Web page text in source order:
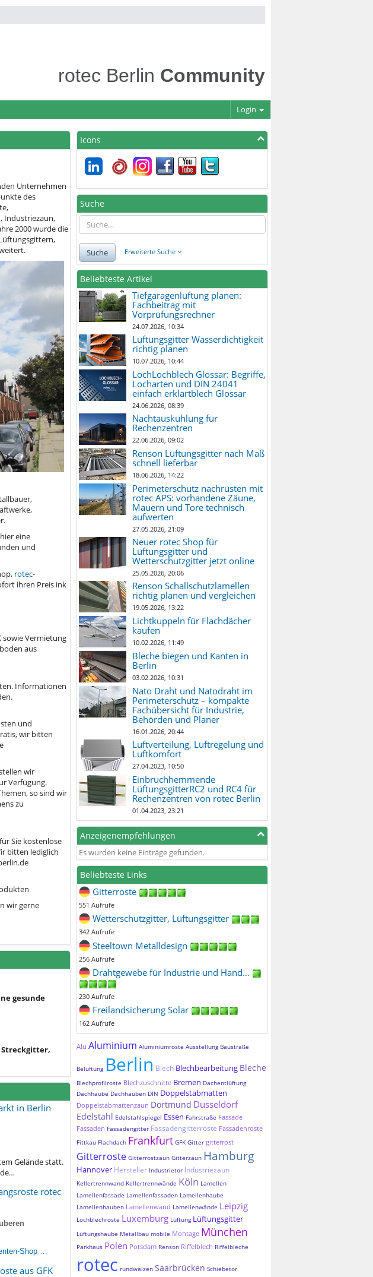
rotec Berlin Community
Login
Unternehmen
des
Industriezaun,
2000 wurde die
eine
und
rotec-
ihren Preis ink
sowie Vermietung
aus
Informationen
und
wir bitten
wir
Verfügung.
so sind wir
zu
Sie kostenlose
bitten lediglich
wir gerne
gesunde
Streckgitter,
in Berlin
Gelände statt.
rotec
Shop…
aus GFK
Icons
Suche
Suche Erweiterte Suche
Beliebteste Artikel
Tiefgaragenlüftung planen:
Fachbeitrag mit
Vorprüfungsrechner
24.07.2026, 10:34
Lüftungsgitter Wasserdichtigkeit
richtig planen
10.07.2026, 10:44
LochLochblech Glossar: Begriffe,
Locharten und DIN 24041
einfach erklärtblech Glossar
24.06.2026, 08:39
Nachtauskühlung für
Rechenzentren
22.06.2026, 09:02
Renson Lüftungsgitter nach Maß
schnell lieferbar
18.06.2026, 14:22
Perimeterschutz nachrüsten mit
rotec APS: vorhandene Zäune,
Mauern und Tore technisch
aufwerten
27.05.2026, 21:09
Neuer rotec Shop für
Lüftungsgitter und
Wetterschutzgitter jetzt online
25.05.2026, 20:06
Renson Schallschutzlamellen
richtig planen und vergleichen
19.05.2026, 13:22
Lichtkuppeln für Flachdächer
kaufen
10.02.2026, 11:49
Bleche biegen und Kanten in
Berlin
03.02.2026, 10:31
Nato Draht und Natodraht im
Perimeterschutz – kompakte
Fachübersicht für Industrie,
Behörden und Planer
16.01.2026, 20:44
Luftverteilung, Luftregelung und
Luftkomfort
27.04.2023, 10:50
Einbruchhemmende
LüftungsgitterRC2 und RC4 für
Rechenzentren von rotec Berlin
01.04.2023, 23:21
Anzeigenempfehlungen
Es wurden keine Einträge gefunden.
Beliebteste Links
Gitterroste
551 Aufrufe
Wetterschutzgitter, Lüftungsgitter
342 Aufrufe
Steeltown Metalldesign
256 Aufrufe
Drahtgewebe für Industrie und Hand…
230 Aufrufe
Freilandsicherung Solar
162 Aufrufe
Alu Aluminium Aluminiumroste Ausstellung Baustraße
Belüftung Berlin Blech Blechbearbeitung Bleche
Blechprofilroste Blechzuschnitte Bremen Dachentlüftung
Dachhaube Dachhauben DIN Doppelstabmatten
Doppelstabmattenzaun Dortmund Düsseldorf
Edelstahl Edelstahlspiegel Essen Fahrstraße Fassade
Fassaden Fassadengitter Fassadengitterroste Fassadenroste
Fittkau Flachdach Frankfurt GFK Gitter gitterrost
Gitterroste Gitterrostzaun Gitterzaun Hamburg
Hannover Hersteller Industrietor Industriezaun
Kellertrennwand Kellertrennwände Köln Lamellen
Lamellenfassade Lamellenfassaden Lamellenhaube
Lamellenhauben Lamellenwand Lamellenwände Leipzig
Lochblechroste Luxemburg Lüftung Lüftungsgitter
Lüftungshaube Metallbau mobile Montage München
Parkhaus Polen Potsdam Renson Riffelblech Riffelbleche
rotec rundwalzen Saarbrücken Schiebetor